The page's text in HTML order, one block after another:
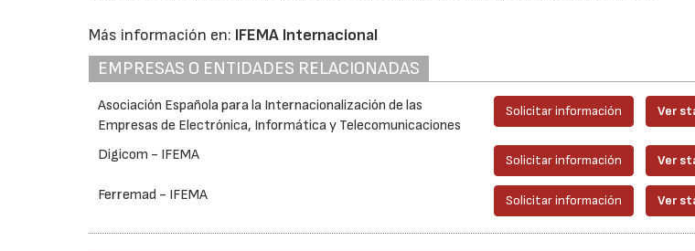
Más información en: IFEMA Internacional
EMPRESAS O ENTIDADES RELACIONADAS
Asociación Española para la Internacionalización de las
Empresas de Electrónica, Informática y Telecomunicaciones
Solicitar información Ver
Digicom - IFEMA Solicitar información Ver
Ferremad - IFEMA Solicitar información Ver